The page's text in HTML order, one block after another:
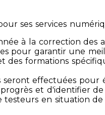
ses services
à la correction des
pour garantir une
des formations
effectuées
et d'identifier de
testeurs en situation